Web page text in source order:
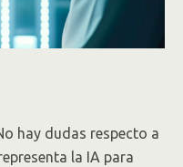
hay dudas respecto a
la IA para